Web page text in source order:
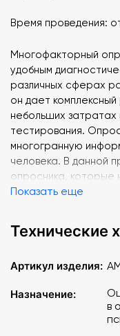
Время проведения:
Многофакторный
удобным
различных сферах
он дает
небольших
тестирования.
многогранную
человека. В данной
опросника, которые
специалистами.
Содержание
– форма А (187
– форма C (105
14-факторный
Показать еще
Технические
Артикул изделия:
Назначение:
в